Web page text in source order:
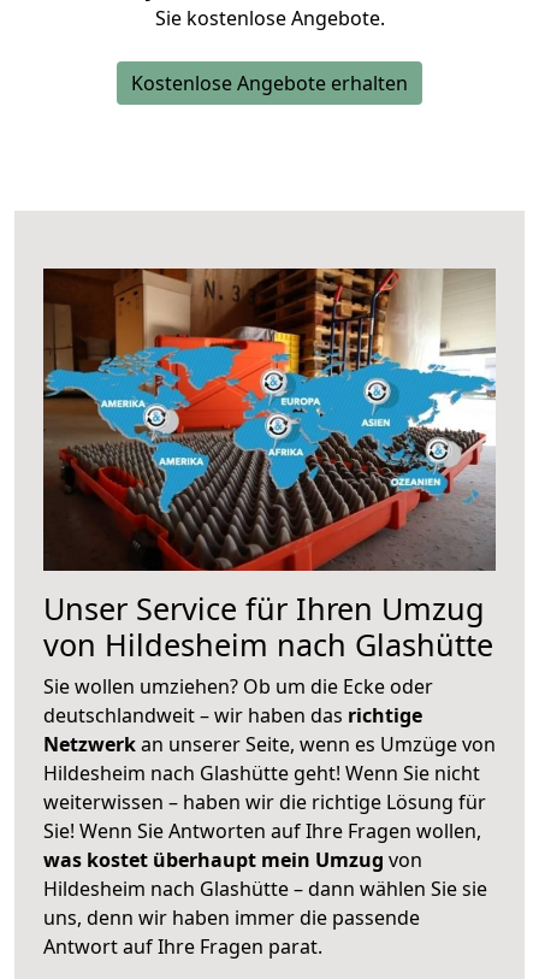
Sie kostenlose Angebote.
Kostenlose Angebote erhalten
Unser Service für Ihren Umzug
von Hildesheim nach Glashütte
Sie wollen umziehen? Ob um die Ecke oder
deutschlandweit – wir haben das richtige
Netzwerkan unserer Seite, wenn es Umzüge von
Hildesheim nach Glashütte geht! Wenn Sie nicht
weiterwissen – haben wir die richtige Lösung für
Sie! Wenn Sie Antworten auf Ihre Fragen wollen,
was kostet überhaupt mein Umzug von
Hildesheim nach Glashütte – dann wählen Sie sie
uns, denn wir haben immer die passende
Antwort auf Ihre Fragen parat.